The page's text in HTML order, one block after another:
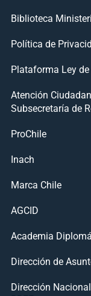
Biblioteca
Política de
Plataforma Ley
Atención
Subsecretaría de
ProChile
Inach
Marca Chile
AGCID
Academia
Dirección de
Dirección